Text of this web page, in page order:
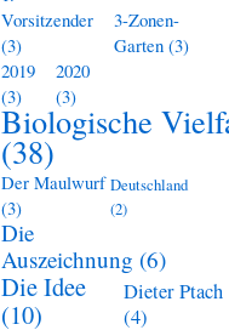
Vorsitzender
(3)
3-Zonen-
Garten (3)
2019
(3)
2020
(3)
Biologische
(38)
Der Maulwurf
(3)
Deutschland
(2)
Die
Auszeichnung (6)
Die Idee
(10)
Dieter Ptach
(4)